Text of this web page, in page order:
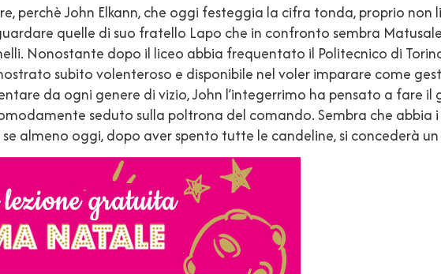
perchè John Elkann, che oggi festeggia la cifra tonda, proprio
quelle di suo fratello Lapo che in confronto sembra
Nonostante dopo il liceo abbia frequentato il Politecnico di
subito volenteroso e disponibile nel voler imparare come
da ogni genere di vizio, John l’integerrimo ha pensato a fare il
seduto sulla poltrona del comando. Sembra che abbia
se almeno oggi, dopo aver spento tutte le candeline, si concederà